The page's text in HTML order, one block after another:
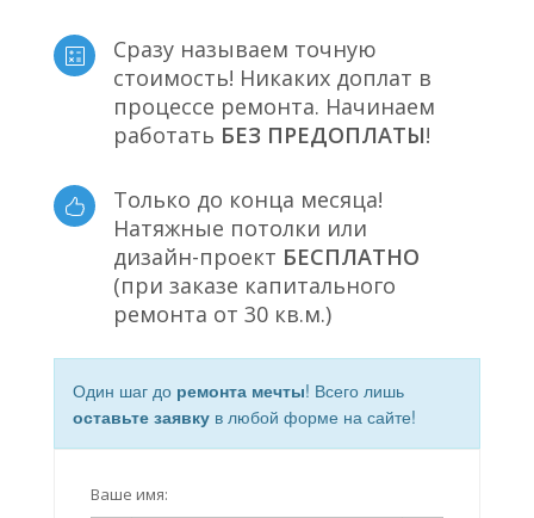
Сразу называем точную
стоимость! Никаких доплат в
процессе ремонта. Начинаем
работать БЕЗ ПРЕДОПЛАТЫ!
Только до конца месяца!
Натяжные потолки или
дизайн-проект БЕСПЛАТНО
(при заказе капитального
ремонта от 30 кв.м.)
Один шаг до ремонта мечты! Всего лишь
оставьте заявку в любой форме на сайте!
Ваше имя: